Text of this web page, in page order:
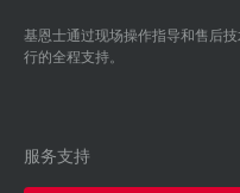
基恩士通过现场操作指导和售后
行的全程支持。
服务支持